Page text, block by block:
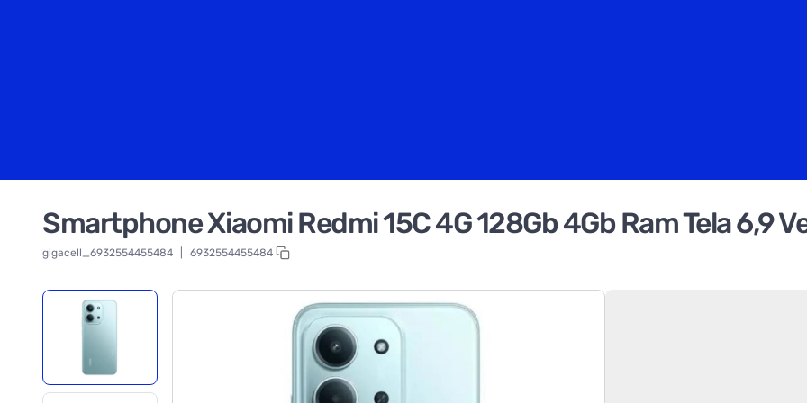
Smartphone Xiaomi Redmi 15C 4G 128Gb 4Gb Ram Tela 6,9
gigacell_6932554455484 6932554455484